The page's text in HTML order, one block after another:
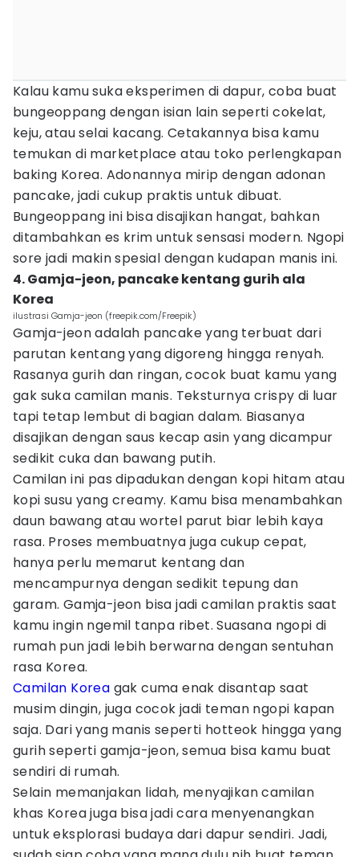
Kalau kamu suka eksperimen di dapur, coba buat
bungeoppang dengan isian lain seperti cokelat,
keju, atau selai kacang. Cetakannya bisa kamu
temukan di marketplace atau toko perlengkapan
baking Korea. Adonannya mirip dengan adonan
pancake, jadi cukup praktis untuk dibuat.
Bungeoppang ini bisa disajikan hangat, bahkan
ditambahkan es krim untuk sensasi modern. Ngopi
sore jadi makin spesial dengan kudapan manis ini.
4. Gamja-jeon, pancake kentang gurih ala
Korea
ilustrasi Gamja-jeon (freepik.com/Freepik)
Gamja-jeon adalah pancake yang terbuat dari
parutan kentang yang digoreng hingga renyah.
Rasanya gurih dan ringan, cocok buat kamu yang
gak suka camilan manis. Teksturnya crispy di luar
tapi tetap lembut di bagian dalam. Biasanya
disajikan dengan saus kecap asin yang dicampur
sedikit cuka dan bawang putih.
Camilan ini pas dipadukan dengan kopi hitam atau
kopi susu yang creamy. Kamu bisa menambahkan
daun bawang atau wortel parut biar lebih kaya
rasa. Proses membuatnya juga cukup cepat,
hanya perlu memarut kentang dan
mencampurnya dengan sedikit tepung dan
garam. Gamja-jeon bisa jadi camilan praktis saat
kamu ingin ngemil tanpa ribet. Suasana ngopi di
rumah pun jadi lebih berwarna dengan sentuhan
rasa Korea.
Camilan Korea gak cuma enak disantap saat
musim dingin, juga cocok jadi teman ngopi kapan
saja. Dari yang manis seperti hotteok hingga yang
gurih seperti gamja-jeon, semua bisa kamu buat
sendiri di rumah.
Selain memanjakan lidah, menyajikan camilan
khas Korea juga bisa jadi cara menyenangkan
untuk eksplorasi budaya dari dapur sendiri. Jadi,